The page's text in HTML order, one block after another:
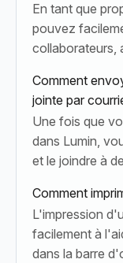
En tant que
pouvez
collaborateurs,
Comment
jointe par
Une fois que
dans Lumin,
et le joindre à
Comment
L'impression
facilement à
dans la barre